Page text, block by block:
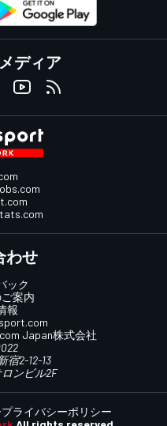
ディア
わせ
ック
案内
報
Japan株式会社
宿2-12-13
ンビル2F
プライバシーポリシー